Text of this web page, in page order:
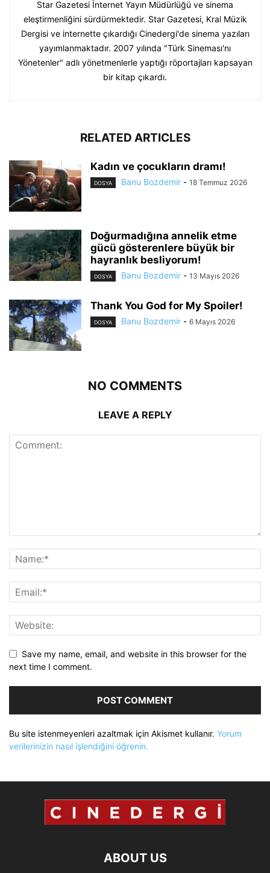
Star Gazetesi İnternet Yayın Müdürlüğü ve sinema
eleştirmenliğini sürdürmektedir. Star Gazetesi, Kral Müzik
Dergisi ve internette çıkardığı Cinedergi'de sinema yazıları
yayımlanmaktadır. 2007 yılında "Türk Sineması'nı
Yönetenler" adlı yönetmenlerle yaptığı röportajları kapsayan
bir kitap çıkardı.
RELATED ARTICLES
Kadın ve çocukların dramı!
DOSYA Banu Bozdemir - 18 Temmuz 2026
Doğurmadığına annelik etme
gücü gösterenlere büyük bir
hayranlık besliyorum!
DOSYA Banu Bozdemir - 13 Mayıs 2026
Thank You God for My Spoiler!
DOSYA Banu Bozdemir - 6 Mayıs 2026
NO COMMENTS
LEAVE A REPLY
Save my name, email, and website in this browser for the
next time I comment.
Bu site istenmeyenleri azaltmak için Akismet kullanır. Yorum
verilerinizin nasıl işlendiğini öğrenin.
ABOUT US